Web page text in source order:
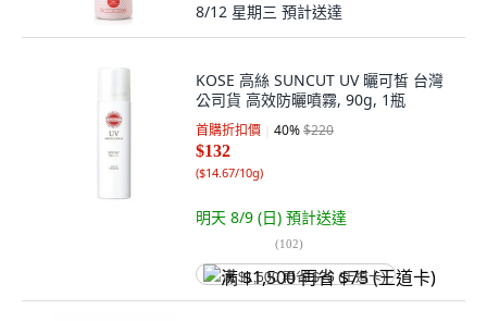
8/12 星期三 預計送達
KOSE 高絲 SUNCUT UV 曬可皙 台灣
公司貨 高效防曬噴霧, 90g, 1瓶
首購折扣價 40%$220
$132
($14.67/10g)
明天 8/9 (日) 預計送達
(102)
满 $1,500 再省 $75 (王道卡)